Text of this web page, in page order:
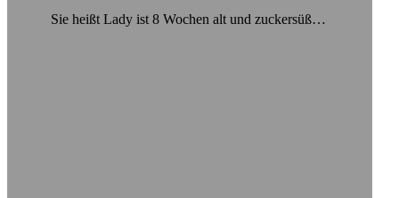
Sie heißt Lady ist 8 Wochen alt und zuckersüß…